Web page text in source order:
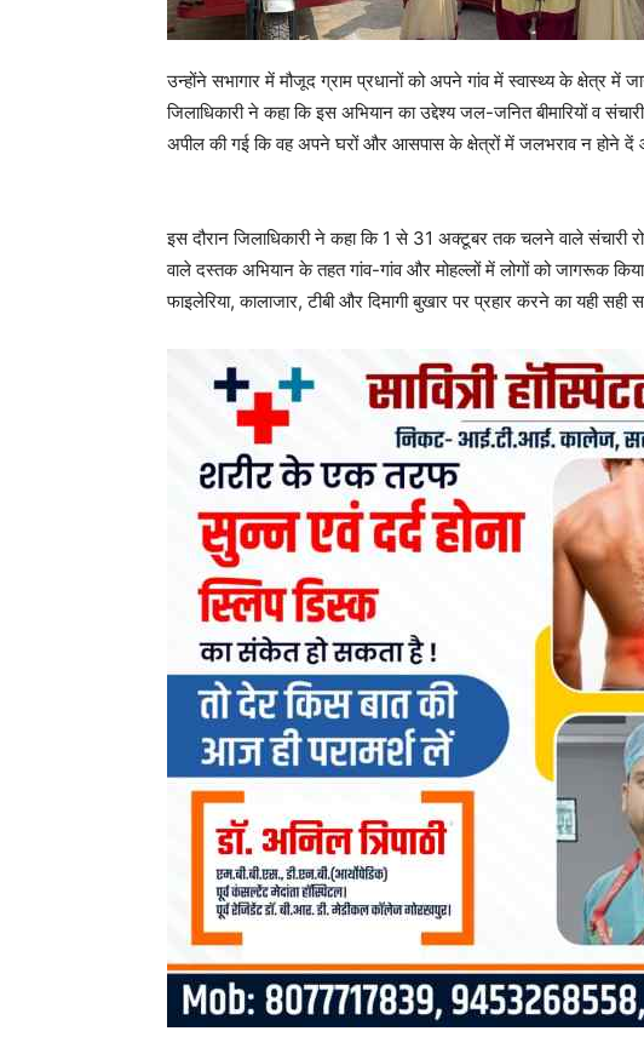
उन्होंने सभागार में मौजूद ग्राम प्रधानों को अपने गांव में स्वास्थ्य के क्षेत्र
जिलाधिकारी ने कहा कि इस अभियान का उद्देश्य जल-जनित बीमारियों व
अपील की गई कि वह अपने घरों और आसपास के क्षेत्रों में जलभराव न होने
इस दौरान जिलाधिकारी ने कहा कि 1 से 31 अक्टूबर तक चलने वाले
वाले दस्तक अभियान के तहत गांव-गांव और मोहल्लों में लोगों को जागरूक
फाइलेरिया, कालाजार, टीबी और दिमागी बुखार पर प्रहार करने का यही सही